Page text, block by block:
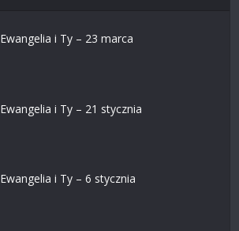
Ewangelia i Ty – 23 marca
Ewangelia i Ty – 21 stycznia
Ewangelia i Ty – 6 stycznia